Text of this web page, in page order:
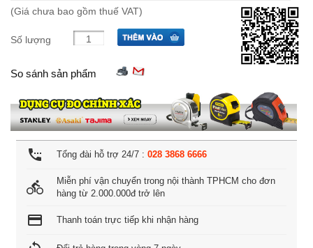
(Giá chưa bao gồm thuế VAT)
Số lượng
So sánh sản phẩm
settings_phone Tổng đài hỗ trợ 24/7 : 028 3868 6666
directions_bike
Miễn phí vận chuyển trong nội thành TPHCM cho đơn
hàng từ 2.000.000đ trở lên
credit_card Thanh toán trực tiếp khi nhận hàng